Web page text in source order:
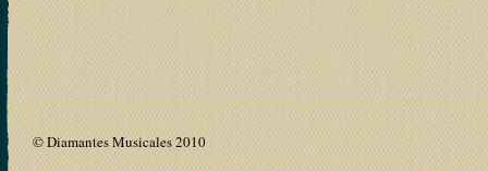
© Diamantes Musicales 2010